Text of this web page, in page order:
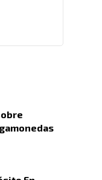
Nuestros Clientes
De